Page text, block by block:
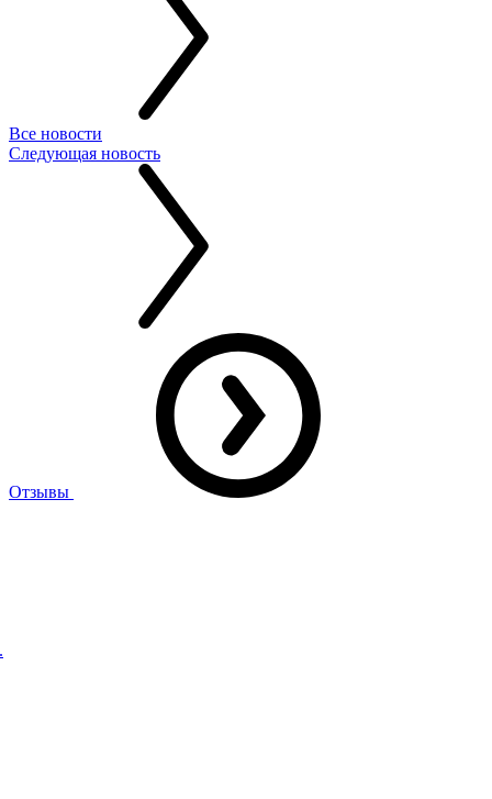
Все новости
Следующая новость
Отзывы